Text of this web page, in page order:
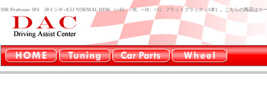
SSR Professor SP4 20インチ×8.5J NORMAL DISK （+43、+30、+18、+5） フラットブラック（1本）。こちらの商品はカ